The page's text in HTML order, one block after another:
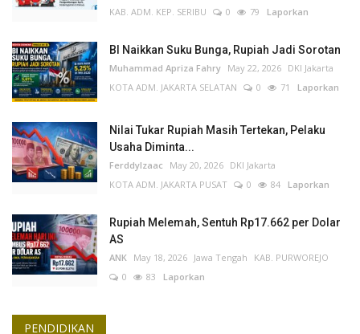
KAB. ADM. KEP. SERIBU 0 79 Laporkan
BI Naikkan Suku Bunga, Rupiah Jadi Sorotan
Muhammad Apriza Fahry May 22, 2026 DKI Jakarta
KOTA ADM. JAKARTA SELATAN
0 71 Laporkan
Nilai Tukar Rupiah Masih Tertekan, Pelaku
Usaha Diminta...
FerddyIzaac May 20, 2026 DKI Jakarta
KOTA ADM. JAKARTA PUSAT
0 84 Laporkan
Rupiah Melemah, Sentuh Rp17.662 per Dolar
AS
ANK May 18, 2026 Jawa Tengah
KAB. PURWOREJO
0
83 Laporkan
PENDIDIKAN